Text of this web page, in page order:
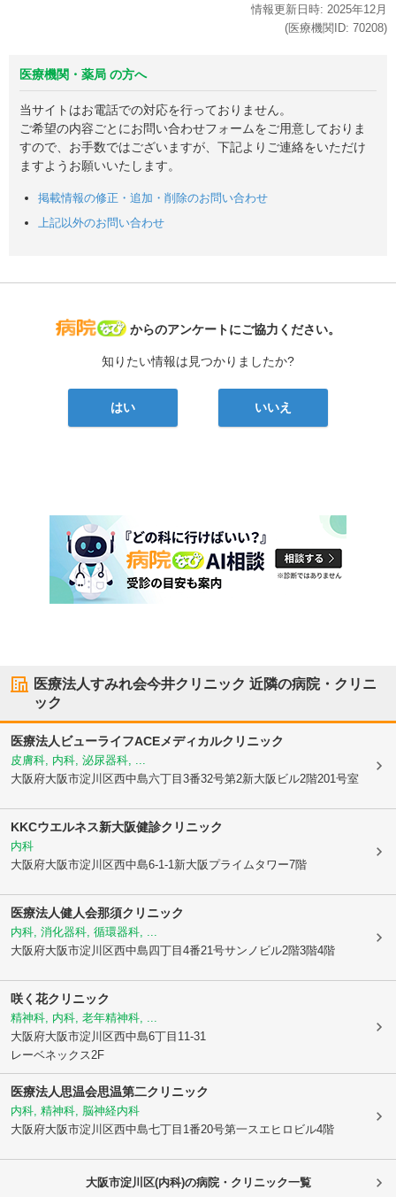
情報更新日時: 2025年12月
(医療機関ID: 70208)
医療機関・薬局 の方へ
当サイトはお電話での対応を行っておりません。
ご希望の内容ごとにお問い合わせフォームをご用意しておりま
すので、お手数ではございますが、下記よりご連絡をいただけ
ますようお願いいたします。
掲載情報の修正・追加・削除のお問い合わせ
上記以外のお問い合わせ
病院なび
からのアンケートにご協力ください。
知りたい情報は見つかりましたか?
はい いいえ
医療法人すみれ会今井クリニック 近隣の病院・クリニ
ック
医療法人ビューライフACEメディカルクリニック
皮膚科, 内科, 泌尿器科, ...
大阪府大阪市淀川区西中島六丁目3番32号第2新大阪ビル2階201号室
KKCウエルネス新大阪健診クリニック
内科
大阪府大阪市淀川区西中島6-1-1新大阪プライムタワー7階
医療法人健人会那須クリニック
内科, 消化器科, 循環器科, ...
大阪府大阪市淀川区西中島四丁目4番21号サンノビル2階3階4階
咲く花クリニック
精神科, 内科, 老年精神科, ...
大阪府大阪市淀川区西中島6丁目11-31
レーベネックス2F
医療法人思温会思温第二クリニック
内科, 精神科, 脳神経内科
大阪府大阪市淀川区西中島七丁目1番20号第一スエヒロビル4階
大阪市淀川区(内科)の病院・クリニック一覧